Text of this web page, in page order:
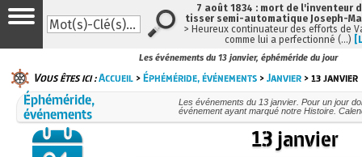
Les événements du 13 janvier, éphéméride du jour
Vous êtes ici :Accueil >Éphéméride, événements >Janvier > 13 janvier
Éphéméride,
événements
Les événements du 13 janvier. Pour un jour
événement ayant marqué notre Histoire.
13 janvier
7 août 1834 : mort de l'inventeur
tisser semi-automatique Joseph-
> Heureux continuateur des efforts de
comme lui a perfectionné (…)